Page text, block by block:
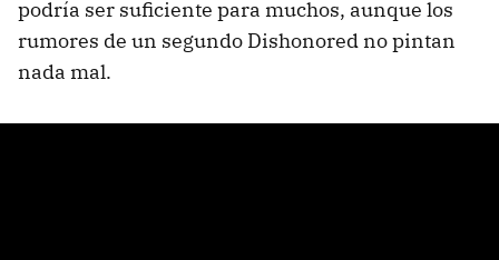
podría ser suficiente para muchos, aunque los
rumores de un segundo Dishonored no pintan
nada mal.